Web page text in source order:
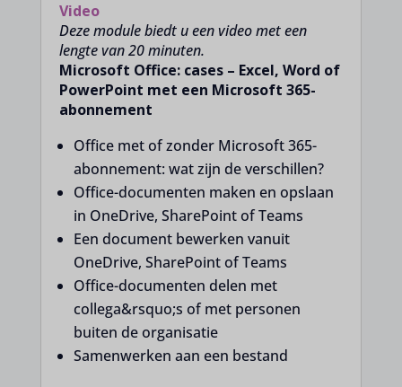
Video
Deze module biedt u een video met een
lengte van 20 minuten.
Microsoft Office: cases – Excel, Word of
PowerPoint met een Microsoft 365-
abonnement
Office met of zonder Microsoft 365-
abonnement: wat zijn de verschillen?
Office-documenten maken en opslaan
in OneDrive, SharePoint of Teams
Een document bewerken vanuit
OneDrive, SharePoint of Teams
Office-documenten delen met
collega&rsquo;s of met personen
buiten de organisatie
Samenwerken aan een bestand